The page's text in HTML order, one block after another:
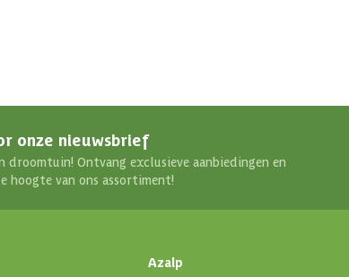
onze nieuwsbrief
droomtuin! Ontvang exclusieve aanbiedingen en
hoogte van ons assortiment!
Azalp